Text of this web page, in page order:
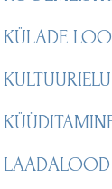
KÜLADE
KULTUURIELU
LAADALOOD